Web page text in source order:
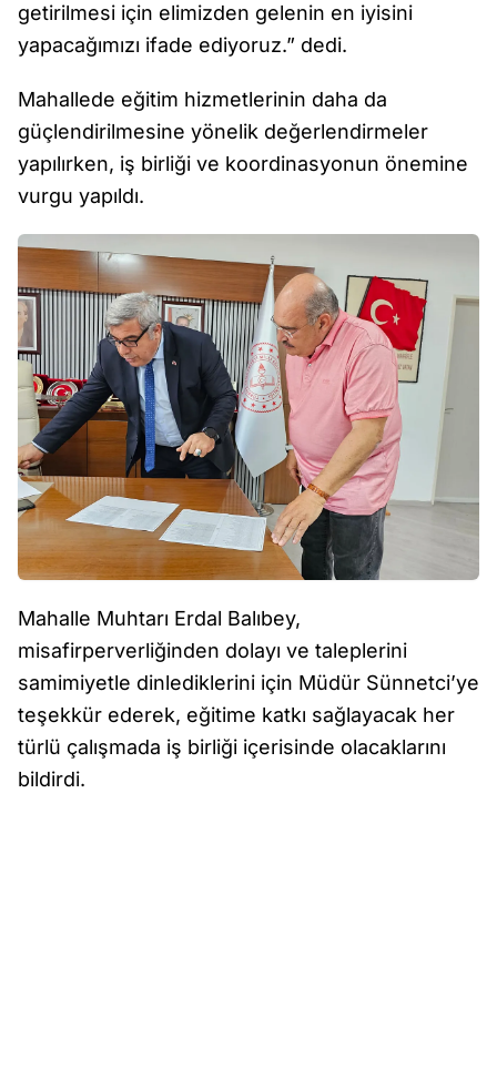
getirilmesi için elimizden gelenin en iyisini
yapacağımızı ifade ediyoruz.” dedi.
Mahallede eğitim hizmetlerinin daha da
güçlendirilmesine yönelik değerlendirmeler
yapılırken, iş birliği ve koordinasyonun önemine
vurgu yapıldı.
Mahalle Muhtarı Erdal Balıbey,
misafirperverliğinden dolayı ve taleplerini
samimiyetle dinlediklerini için Müdür Sünnetci’ye
teşekkür ederek, eğitime katkı sağlayacak her
türlü çalışmada iş birliği içerisinde olacaklarını
bildirdi.